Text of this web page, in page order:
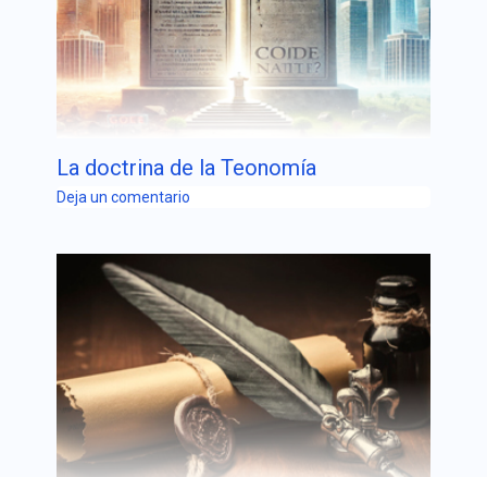
La doctrina de la Teonomía
Deja un comentario